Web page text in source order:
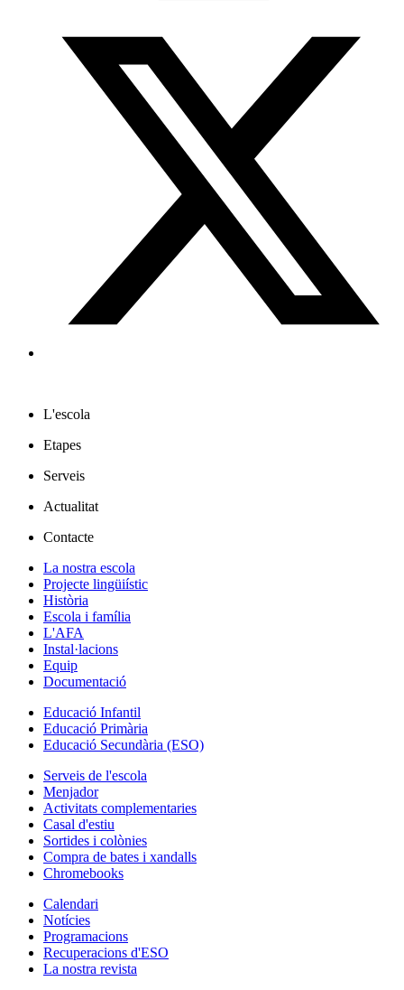
L'escola
Etapes
Serveis
Actualitat
Contacte
La nostra escola
Projecte lingüiístic
Història
Escola i família
L'AFA
Instal·lacions
Equip
Documentació
Educació Infantil
Educació Primària
Educació Secundària (ESO)
Serveis de l'escola
Menjador
Activitats complementaries
Casal d'estiu
Sortides i colònies
Compra de bates i xandalls
Chromebooks
Calendari
Notícies
Programacions
Recuperacions d'ESO
La nostra revista